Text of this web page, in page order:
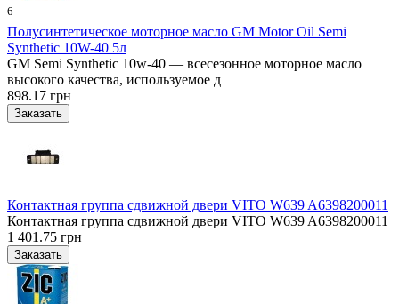
6
Полусинтетическое моторное масло GM Motor Oil Semi
Synthetic 10W-40 5л
GM Semi Synthetic 10w-40 — всесезонное моторное масло
высокого качества, используемое д
898.17 грн
Контактная группа сдвижной двери VITO W639 A6398200011
Контактная группа сдвижной двери VITO W639 A6398200011
1 401.75 грн